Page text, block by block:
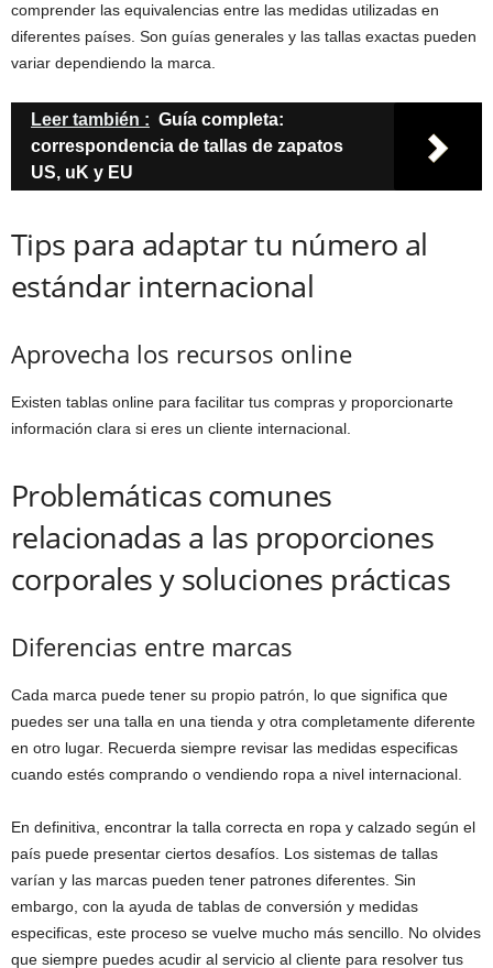
comprender las equivalencias entre las medidas utilizadas en
diferentes países. Son guías generales y las tallas exactas pueden
variar dependiendo la marca.
Leer también : Guía completa:
correspondencia de tallas de zapatos
US, uK y EU
Tips para adaptar tu número al
estándar internacional
Aprovecha los recursos online
Existen tablas online para facilitar tus compras y proporcionarte
información clara si eres un cliente internacional.
Problemáticas comunes
relacionadas a las proporciones
corporales y soluciones prácticas
Diferencias entre marcas
Cada marca puede tener su propio patrón, lo que significa que
puedes ser una talla en una tienda y otra completamente diferente
en otro lugar. Recuerda siempre revisar las medidas especificas
cuando estés comprando o vendiendo ropa a nivel internacional.
En definitiva, encontrar la talla correcta en ropa y calzado según el
país puede presentar ciertos desafíos. Los sistemas de tallas
varían y las marcas pueden tener patrones diferentes. Sin
embargo, con la ayuda de tablas de conversión y medidas
especificas, este proceso se vuelve mucho más sencillo. No olvides
que siempre puedes acudir al servicio al cliente para resolver tus